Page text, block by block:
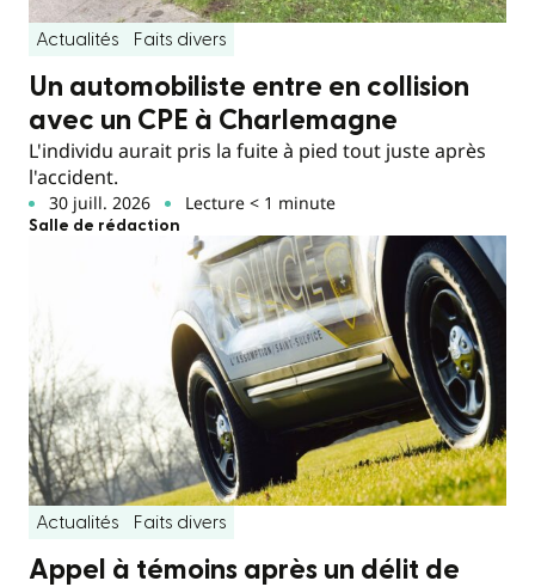
Actualités Faits divers
Un automobiliste entre en collision
avec un CPE à Charlemagne
L'individu aurait pris la fuite à pied tout juste après
l'accident.
30 juill. 2026 Lecture < 1 minute
Salle de rédaction
Actualités Faits divers
Appel à témoins après un délit de